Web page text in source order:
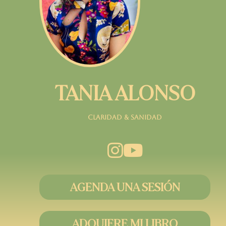
TANIA ALONSO
⁠⁠Claridad & Sanidad
AGENDA UNA SESIÓN